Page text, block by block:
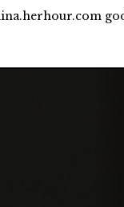
ABOUT